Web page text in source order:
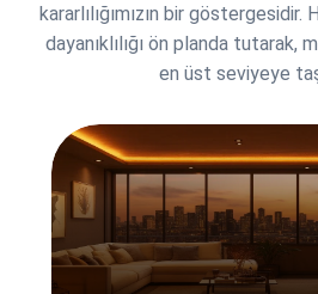
kararlılığımızın bir
dayanıklılığı ön planda tutarak,
en üst seviyeye